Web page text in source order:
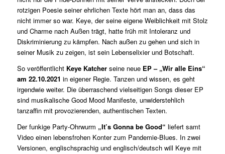
rotzigen Poesie seiner ehrlichen Texte hört man an, dass das
nicht immer so war. Keye, der seine eigene Weiblichkeit mit Stolz
und Charme nach Außen trägt, hatte früh mit Intoleranz und
Diskriminierung zu kämpfen. Nach außen zu gehen und sich in
seiner Musik zu zeigen, ist sein Lebenselixier und Botschaft.
So veröffentlicht Keye Katcher seine neue EP – „Wir alle Eins“
am 22.10.2021 in eigener Regie. Tanzen und wissen, es geht
irgendwie weiter. Die überraschend vielseitigen Songs dieser EP
sind musikalische Good Mood Manifeste, unwiderstehlich
tanzaffin mit provozierenden, authentischen Texten.
Der funkige Party-Ohrwurm „It’s Gonna be Good“ liefert samt
Video einen lebensfrohen Konter zum Pandemie-Blues. In zwei
Versionen, englischsprachig und englisch/deutsch will Keye mit